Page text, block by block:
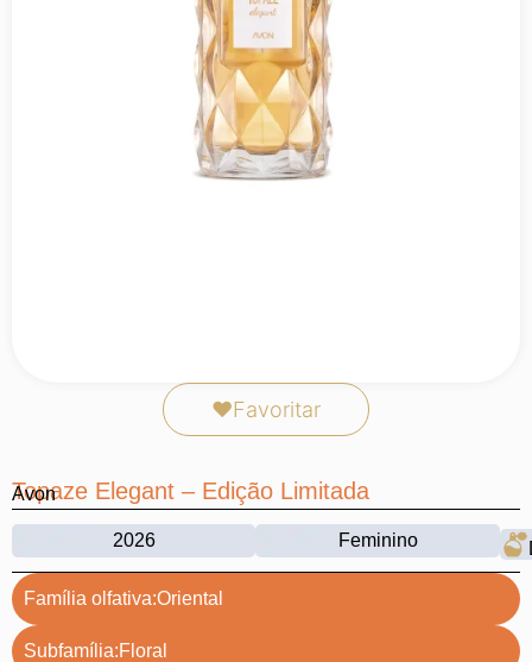
❤Favoritar
Topaze Elegant – Edição Limitada
Avon
2026 Feminino
Família olfativa:Oriental
Subfamília:Floral